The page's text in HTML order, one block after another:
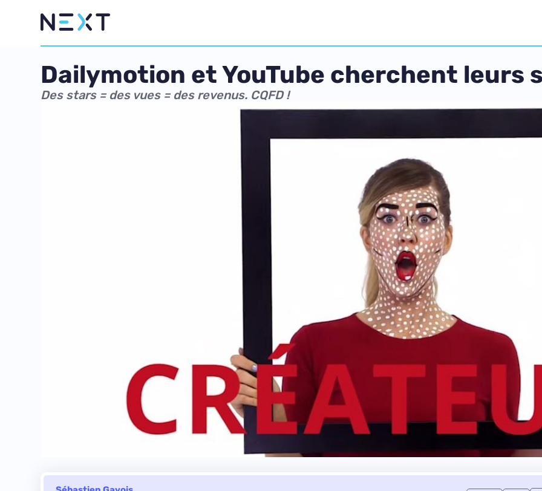
Dailymotion et YouTube cherchent leurs
Des stars = des vues = des revenus. CQFD !